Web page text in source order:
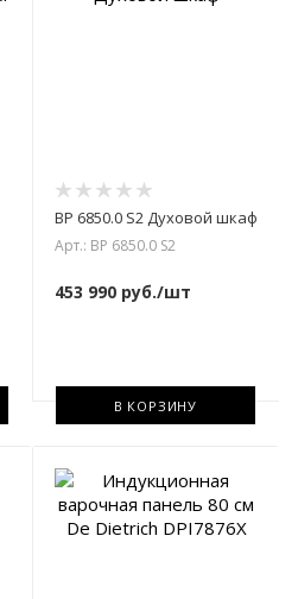
BP 6850.0 S2 Духовой шкаф
Арт.: BP 6850.0 S2
453 990 руб./шт
В КОРЗИНУ